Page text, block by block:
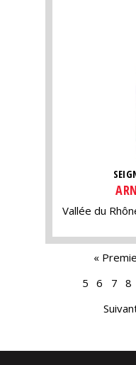
Vallée du
«
5
6 7 8